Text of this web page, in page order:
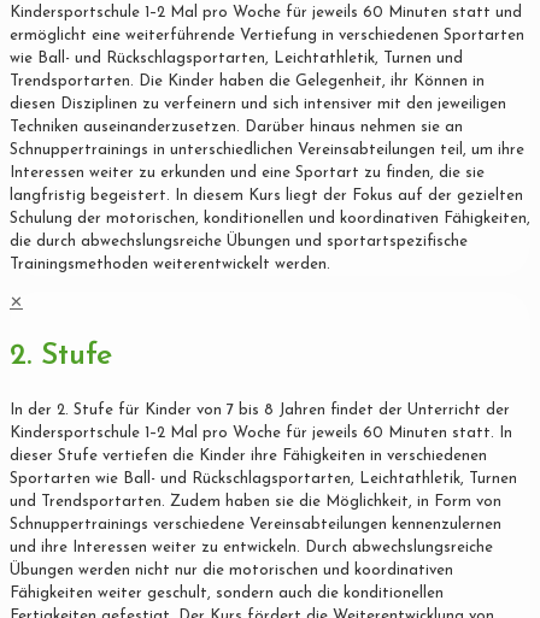
Kindersportschule 1–2 Mal pro Woche für jeweils 60 Minuten statt und
ermöglicht eine weiterführende Vertiefung in verschiedenen Sportarten
wie Ball- und Rückschlagsportarten, Leichtathletik, Turnen und
Trendsportarten. Die Kinder haben die Gelegenheit, ihr Können in
diesen Disziplinen zu verfeinern und sich intensiver mit den jeweiligen
Techniken auseinanderzusetzen. Darüber hinaus nehmen sie an
Schnuppertrainings in unterschiedlichen Vereinsabteilungen teil, um ihre
Interessen weiter zu erkunden und eine Sportart zu finden, die sie
langfristig begeistert. In diesem Kurs liegt der Fokus auf der gezielten
Schulung der motorischen, konditionellen und koordinativen Fähigkeiten,
die durch abwechslungsreiche Übungen und sportartspezifische
Trainingsmethoden weiterentwickelt werden.
✕
2. Stufe
In der 2. Stufe für Kinder von 7 bis 8 Jahren findet der Unterricht der
Kindersportschule 1–2 Mal pro Woche für jeweils 60 Minuten statt. In
dieser Stufe vertiefen die Kinder ihre Fähigkeiten in verschiedenen
Sportarten wie Ball- und Rückschlagsportarten, Leichtathletik, Turnen
und Trendsportarten. Zudem haben sie die Möglichkeit, in Form von
Schnuppertrainings verschiedene Vereinsabteilungen kennenzulernen
und ihre Interessen weiter zu entwickeln. Durch abwechslungsreiche
Übungen werden nicht nur die motorischen und koordinativen
Fähigkeiten weiter geschult, sondern auch die konditionellen